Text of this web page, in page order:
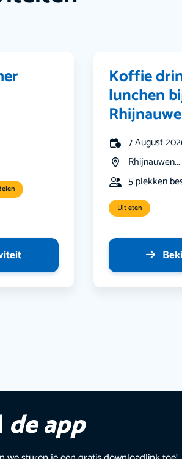
Koffie
lunchen
7 August
Rhijnauwen...
5 plekken
Uit eten
de app